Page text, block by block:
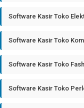
Software Kasir Toko
Software Kasir Toko
Software Kasir Toko
Software Kasir Toko